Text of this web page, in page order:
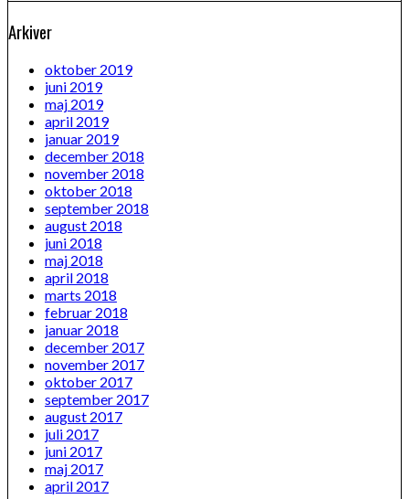
Arkiver
oktober 2019
juni 2019
maj 2019
april 2019
januar 2019
december 2018
november 2018
oktober 2018
september 2018
august 2018
juni 2018
maj 2018
april 2018
marts 2018
februar 2018
januar 2018
december 2017
november 2017
oktober 2017
september 2017
august 2017
juli 2017
juni 2017
maj 2017
april 2017